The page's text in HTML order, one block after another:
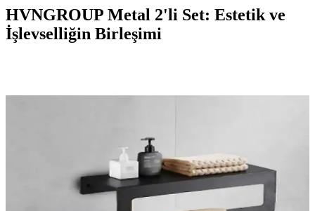
HVNGROUP Metal 2'li Set: Estetik ve
İşlevselliğin Birleşimi